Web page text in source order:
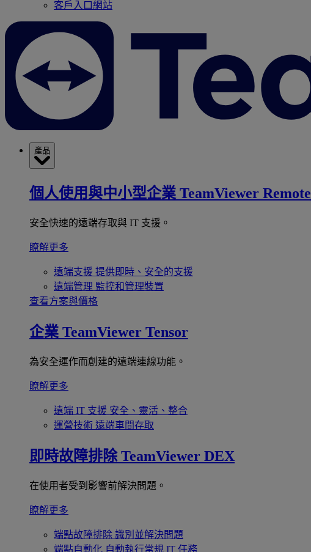
客戶入口網站
產品
個人使用與中小型企業 TeamViewer Remote
安全快速的遠端存取與 IT 支援。
瞭解更多
遠端支援 提供即時、安全的支援
遠端管理 監控和管理裝置
查看方案與價格
企業 TeamViewer Tensor
為安全運作而創建的遠端連線功能。
瞭解更多
遠端 IT 支援 安全、靈活、整合
運營技術 遠端車間存取
即時故障排除 TeamViewer DEX
在使用者受到影響前解決問題。
瞭解更多
端點故障排除 識別並解決問題
端點自動化 自動執行常規 IT 任務